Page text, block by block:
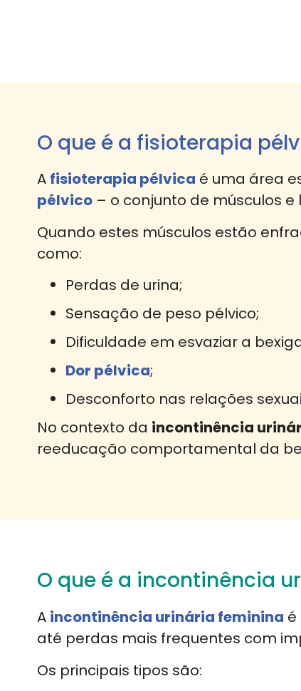
O que é a fisioterapia
A fisioterapia pélvica é uma área
pélvico – o conjunto de músculos
Quando estes músculos estão
como:
Perdas de urina;
Sensação de peso pélvico;
Dificuldade em esvaziar a
Dor pélvica;
Desconforto nas relações
No contexto da incontinência
reeducação comportamental da
O que é a incontinência
A incontinência urinária feminina é
até perdas mais frequentes com
Os principais tipos são: